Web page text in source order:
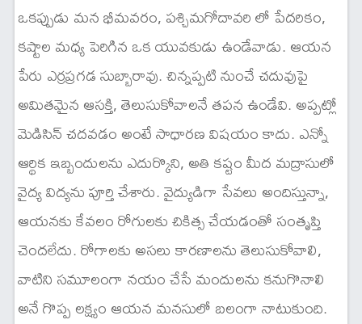
ఒకప్పుడు మన భీమవరం, పశ్చిమగోదావరి లో పేదరికం,
కష్టాల మధ్య పెరిగిన ఒక యువకుడు ఉండేవాడు. ఆయన
పేరు ఎర్రప్రగడ సుబ్బారావు. చిన్నప్పటి నుంచే చదువుపై
అమితమైన ఆసక్తి, తెలుసుకోవాలనే తపన ఉండేవి. అప్పట్లో
మెడిసిన్ చదవడం అంటే సాధారణ విషయం కాదు. ఎన్నో
ఆర్థిక ఇబ్బందులను ఎదుర్కొని, అతి కష్టం మీద మద్రాసులో
వైద్య విద్యను పూర్తి చేశారు. వైద్యుడిగా సేవలు అందిస్తున్నా,
ఆయనకు కేవలం రోగులకు చికిత్స చేయడంతో సంతృప్తి
చెందలేదు. రోగాలకు అసలు కారణాలను తెలుసుకోవాలి,
వాటిని సమూలంగా నయం చేసే మందులను కనుగొనాలి
అనే గొప్ప లక్ష్యం ఆయన మనసులో బలంగా నాటుకుంది.